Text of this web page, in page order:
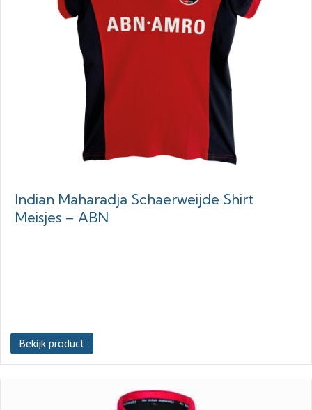
Indian Maharadja Schaerweijde Shirt
Meisjes – ABN
Bekijk product